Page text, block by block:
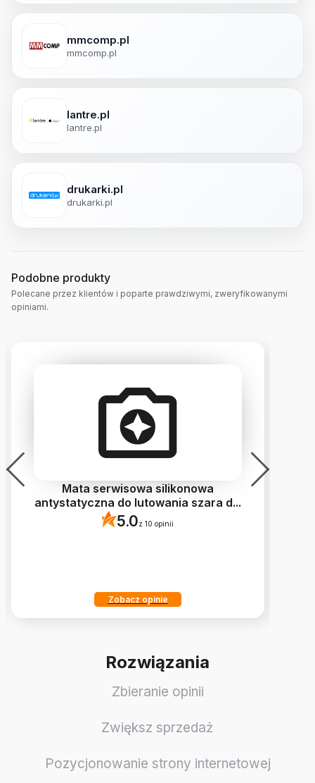
mmcomp.pl
mmcomp.pl
lantre.pl
lantre.pl
drukarki.pl
drukarki.pl
Podobne produkty
Polecane przez klientów i poparte prawdziwymi, zweryfikowanymi
opiniami.
Mata serwisowa silikonowa
antystatyczna do lutowania szara d...
5.0z 10 opinii
Zobacz opinie
Rozwiązania
Zbieranie opinii
Zwiększ sprzedaż
Pozycjonowanie strony internetowej